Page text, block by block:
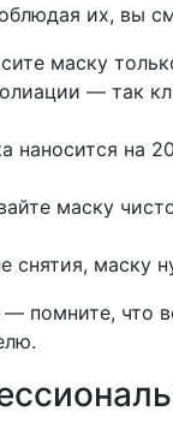
их, вы
маску
— так
наносится на
маску
снятия, маску
— помните, что